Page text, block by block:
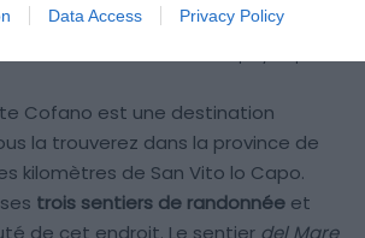
Data Access Privacy Policy
Cofano est une destination
la trouverez dans la province de
kilomètres de San Vito lo Capo.
trois sentiers de randonnée et
de cet endroit. Le sentier del Mare